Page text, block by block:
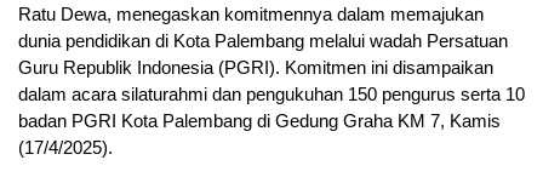
Ratu Dewa, menegaskan komitmennya dalam memajukan
dunia pendidikan di Kota Palembang melalui wadah Persatuan
Guru Republik Indonesia (PGRI). Komitmen ini disampaikan
dalam acara silaturahmi dan pengukuhan 150 pengurus serta 10
badan PGRI Kota Palembang di Gedung Graha KM 7, Kamis
(17/4/2025).